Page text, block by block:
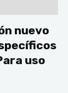
nuevo
uso